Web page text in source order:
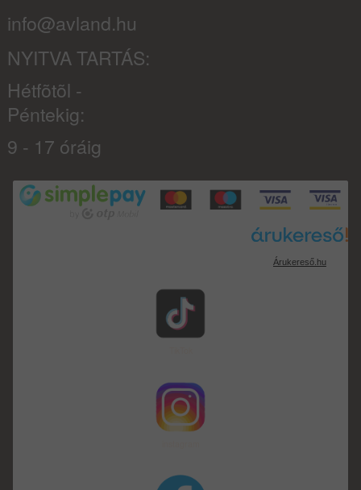
info@avland.hu
NYITVA TARTÁS:
Hétfõtõl -
Péntekig:
9 - 17 óráig
Árukereső.hu